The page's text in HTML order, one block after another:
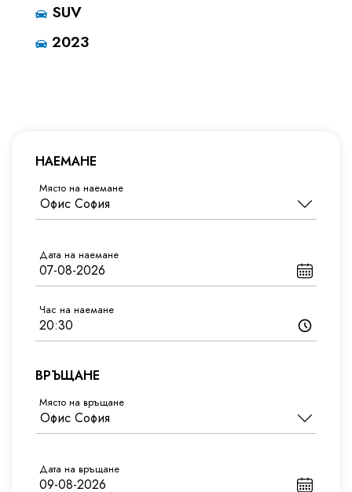
SUV
2023
НАЕМАНЕ
Място на наемане
Дата на наемане
Час на наемане
ВРЪЩАНЕ
Място на връщане
Дата на връщане